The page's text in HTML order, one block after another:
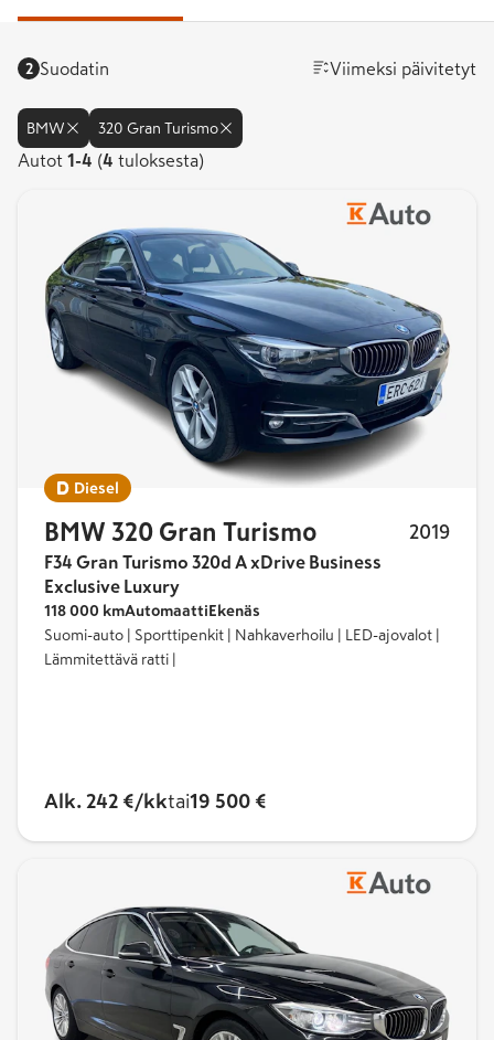
2 Suodatin Viimeksi päivitetyt
BMW 320 Gran Turismo
Autot
yhteensä
Autot 1 -4 (4 tuloksesta)
Diesel
BMW 320 Gran Turismo 2019
F34 Gran Turismo 320d A xDrive Business
Exclusive Luxury
118 000 kmAutomaatti Ekenäs
Suomi-auto | Sporttipenkit | Nahkaverhoilu | LED-ajovalot |
Lämmitettävä ratti |
Alk. 242 €/kktai19 500 €